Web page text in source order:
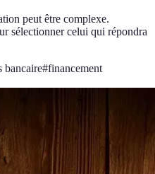
peut être complexe.
sélectionner celui qui répondra
bancaire#financement